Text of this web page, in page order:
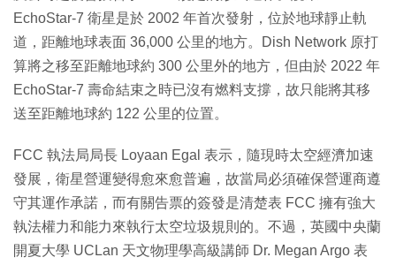
EchoStar-7 衛星是於 2002 年首次發射，位於地球靜止軌
道，距離地球表面 36,000 公里的地方。Dish Network 原打
算將之移至距離地球約 300 公里外的地方，但由於 2022 年
EchoStar-7 壽命結束之時已沒有燃料支撐，故只能將其移
送至距離地球約 122 公里的位置。
FCC 執法局局長 Loyaan Egal 表示，隨現時太空經濟加速
發展，衛星營運變得愈來愈普遍，故當局必須確保營運商遵
守其運作承諾，而有關告票的簽發是清楚表 FCC 擁有強大
執法權力和能力來執行太空垃圾規則的。不過，英國中央蘭
開夏大學 UCLan 天文物理學高級講師 Dr. Megan Argo 表